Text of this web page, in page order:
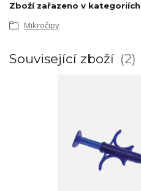
Zboží zařazeno v kategoriích
Mikročipy
Související zboží 2